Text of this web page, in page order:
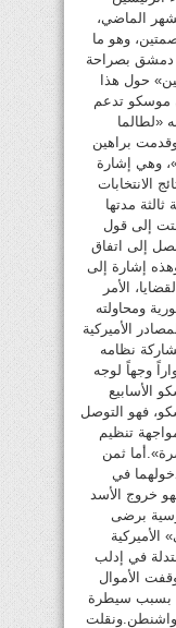
الماضي،
وهو ما
دمشق بصراحة
حول هذا
موسكو تدعم
«لطالما
براهين
وهي إشارة
الانتخابات
ثالثة مدتها
إلى قول
إلى اتفاق
إشارة إلى
الأمر
ومحاولته
الأميركية
نظامه
وجهاً لوجه
الأسابيع
فهو التوصل
تنظيم
ثمن
في
خروج الأسد
برضى
في إدلب
الأموال
بسبب سيطرة
واشنطن.ونقلت